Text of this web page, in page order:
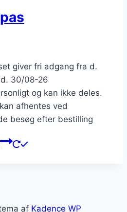
giver fri adgang fra d.
30/08-26
og kan ikke deles.
afhentes ved
besøg efter bestilling
af Kadence WP